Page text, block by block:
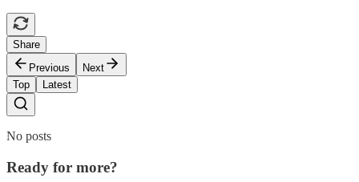
Share
Previous
Next
Top
Latest
No posts
Ready for more?